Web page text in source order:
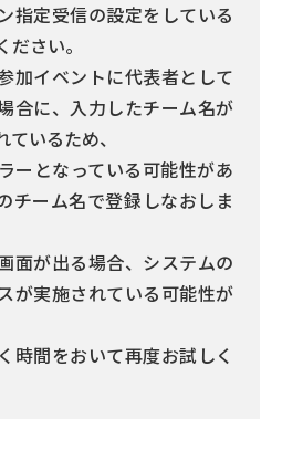
定受信の設定をしている
ださい。
加イベントに代表者として
合に、入力したチーム名が
いるため、
となっている可能性があ
チーム名で登録しなおしま
面が出る場合、システムの
が実施されている可能性が
間をおいて再度お試しく